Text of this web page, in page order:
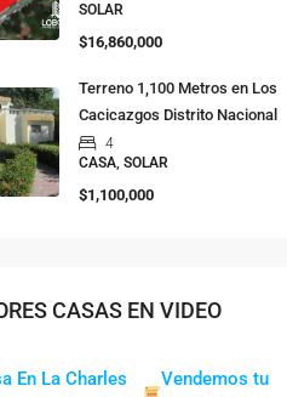
SOLAR
$16,860,000
Terreno 1,100 Metros en Los
Cacicazgos Distrito Nacional
4
CASA, SOLAR
$1,100,000
CASAS EN VIDEO
En La Charles
Vendemos tu